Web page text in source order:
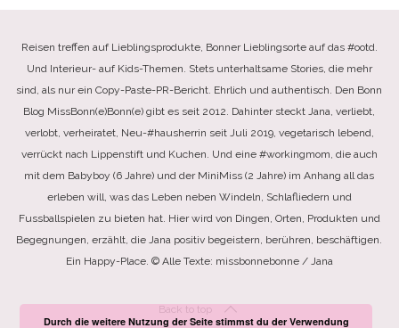
Reisen treffen auf Lieblingsprodukte, Bonner Lieblingsorte auf das #ootd.
Und Interieur- auf Kids-Themen. Stets unterhaltsame Stories, die mehr
sind, als nur ein Copy-Paste-PR-Bericht. Ehrlich und authentisch. Den Bonn
Blog MissBonn(e)Bonn(e) gibt es seit 2012. Dahinter steckt Jana, verliebt,
verlobt, verheiratet, Neu-#hausherrin seit Juli 2019, vegetarisch lebend,
verrückt nach Lippenstift und Kuchen. Und eine #workingmom, die auch
mit dem Babyboy (6 Jahre) und der MiniMiss (2 Jahre) im Anhang all das
erleben will, was das Leben neben Windeln, Schlafliedern und
Fussballspielen zu bieten hat. Hier wird von Dingen, Orten, Produkten und
Begegnungen, erzählt, die Jana positiv begeistern, berühren, beschäftigen.
Ein Happy-Place. © Alle Texte: missbonnebonne / Jana
Back to top
Durch die weitere Nutzung der Seite stimmst du der Verwendung